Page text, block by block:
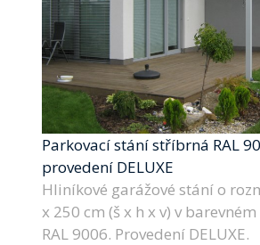
Parkovací stání stříbrná RAL
provedení DELUXE
Hliníkové garážové stání o
x 250 cm (š x h x v) v
RAL 9006. Provedení DELUXE.